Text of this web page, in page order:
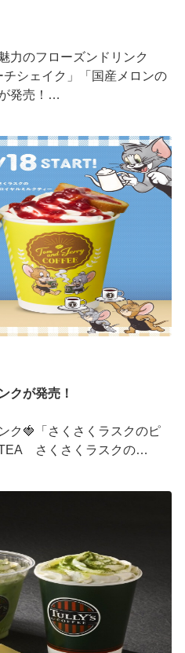
力のフローズンドリンク
シェイク」「国産メロンの
発売！
···
クが発売！
ク🍓「さくさくラスクのピ
さくさくラスクの